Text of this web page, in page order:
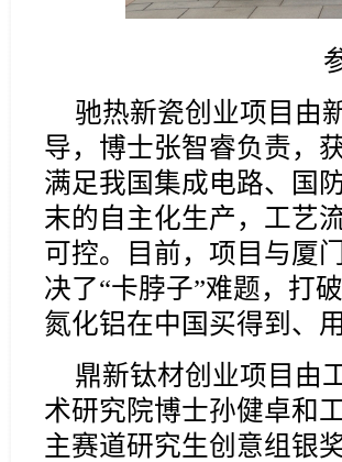
驰热新瓷创业项目由
导，博士张智睿负责，
满足我国集成电路、国
末的自主化生产，工艺
可控。目前，项目与厦
决了“卡脖子”难题，打
氮化铝在中国买得到、用
鼎新钛材创业项目由
术研究院博士孙健卓和
主赛道研究生创意组银